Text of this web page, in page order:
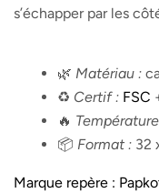
s’échapper par les
🌿 Matériau :
♻️ Certif : FSC
🔥
📦 Format : 32
Marque repère :